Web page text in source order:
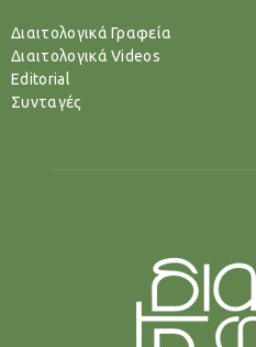
Διαιτολογικά Γραφεία
Διαιτολογικά Videos
Editorial
Συνταγές